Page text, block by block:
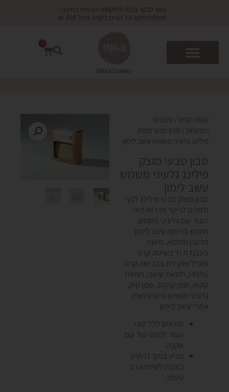
0
עגלת
עמוד הבית
סבונים
וסבוניות / סבון טבעי מוצק
פילינג גלעיני משמש עשב לימון
סבון טבעי מוצק
פילינג גלעיני משמש
עשב לימון
סבון מוצק טבעי פילינג לגוף
ולפנים לניקוי וחידוש תאי
העור עם גלעיני משמש
מיובש בניחוח עשב לימון
מרענן ומחטא. מיוצר
בעבודת יד בשיטה קרה
ומכיל שמן זית בכבישה קרה
(45%), חמאת שיאה, חמאת
קקאו, שמן קוקוס, שמן קיק,
גלעיני משמש מיובש ושמן
אתרי עשב לימון.
מתאים לכל סוגי
העור למעט עור עם
אקנה.
מגיע בתוך נרתיק
כותנה לשימוש רב
פעמי.